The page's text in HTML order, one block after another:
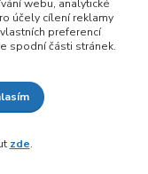
- 7 %
webu, analytické
účely cílení reklamy
preferencí
spodní části stránek.
zde.